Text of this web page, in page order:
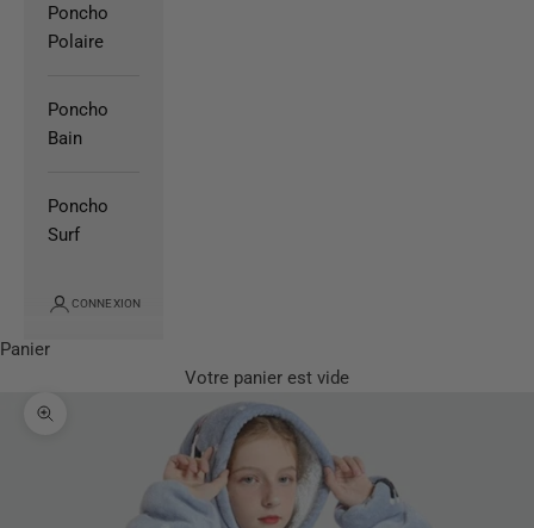
Poncho
Polaire
Poncho
Bain
Poncho
Surf
CONNEXION
Panier
Votre panier est vide
Zoomer sur l'image